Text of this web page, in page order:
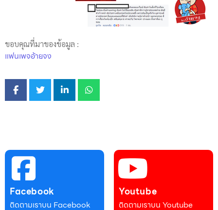
ขอบคุณที่มาของข้อมูล :
แฟนเพจอ้ายจง
Facebook
ติดตามเราบน Facebook
Youtube
ติดตามเราบน Youtube